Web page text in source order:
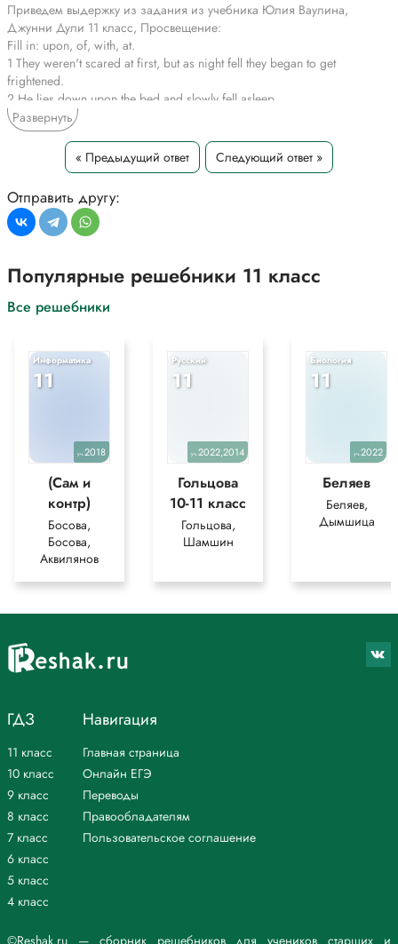
Приведем выдержку из задания из учебника Юлия Ваулина,
Джунни Дули 11 класс, Просвещение:
Fill in: upon, of, with, at.
1 They weren't scared at first, but as night fell they began to get
frightened.
2 He lies down upon the bed and slowly fell asleep.
3 Mr. Taylor's secretary takes care of all his appointments.
4 When she learned of the news, she burst into tears of joy.
5 Alex's bedroom walls are covered with posters.
*Цитирирование части задания со ссылкой на учебник
производится исключительно в учебных целях для лучшего
понимания разбора решения задания.
Развернуть
« Предыдущий ответ Следующий ответ »
Отправить другу:
Популярные решебники 11 класс
Все решебники
Информатика
11
уч.2018
(Сам и
контр)
Босова,
Босова,
Аквилянов
Русский
11
уч.2022,2014
Гольцова
10-11 класс
Гольцова,
Шамшин
Биология
11
уч.2022
Беляев
Беляев,
Дымшица
©Reshak.ru — сборник решебников для учеников старших и
ГДЗ
11 класс
10 класс
9 класс
8 класс
7 класс
6 класс
5 класс
4 класс
Навигация
Главная страница
Онлайн ЕГЭ
Переводы
Правообладателям
Пользовательское соглашение